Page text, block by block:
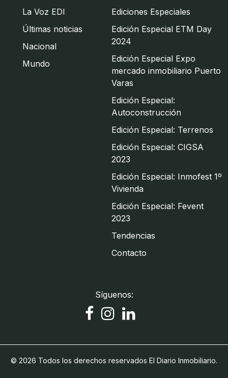
La Voz EDI
Últimas noticias
Nacional
Mundo
Ediciones Especiales
Edición Especial ETM Day
2024
Edición Especial Expo
mercado inmobiliario Puerto
Varas
Edición Especial:
Autoconstrucción
Edición Especial: Terrenos
Edición Especial: CIGSA
2023
Edición Especial: Inmofest 1º
Vivienda
Edición Especial: Fevent
2023
Tendencias
Contacto
Síguenos:
© 2026 Todos los derechos reservados El Diario Inmobiliario.